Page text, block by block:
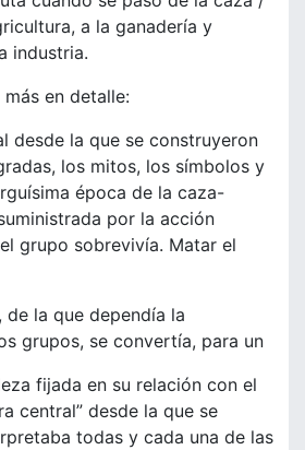
a la ganadería y
industria.
en detalle:
desde la que se construyeron
los mitos, los símbolos y
época de la caza-
por la acción
grupo sobrevivía. Matar el
de la que dependía la
grupos, se convertía, para un
fijada en su relación con el
central” desde la que se
todas y cada una de las